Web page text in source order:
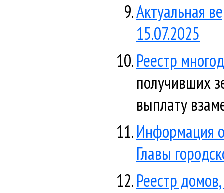
Актуальная
15.07.2025
Реестр
получивших
выплату
Информация
Главы
Реестр